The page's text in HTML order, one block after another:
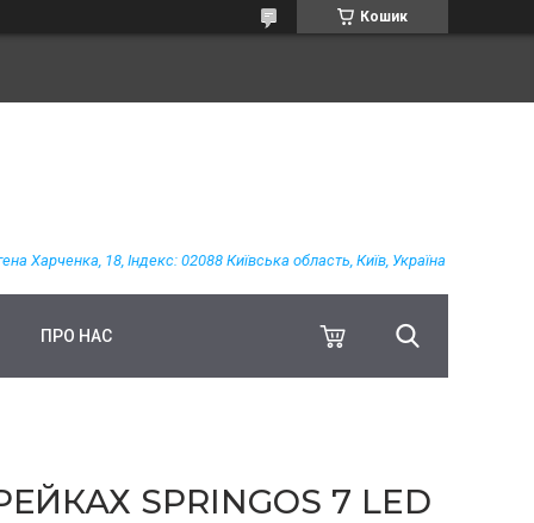
Кошик
Харченка, 18, Індекс: 02088 Київська область, Київ, Україна
ПРО НАС
SPRINGOS 7 LED